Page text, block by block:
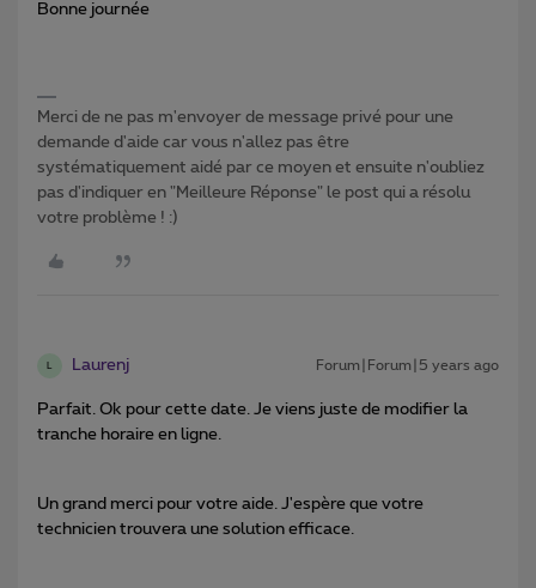
Bonne journée
Merci de ne pas m'envoyer de message privé pour une
demande d'aide car vous n'allez pas être
systématiquement aidé par ce moyen et ensuite n'oubliez
pas d'indiquer en "Meilleure Réponse" le post qui a résolu
votre problème ! :)
Laurenj Forum|Forum|5 years ago
Parfait. Ok pour cette date. Je viens juste de modifier la
tranche horaire en ligne.
Un grand merci pour votre aide. J'espère que votre
technicien trouvera une solution efficace.